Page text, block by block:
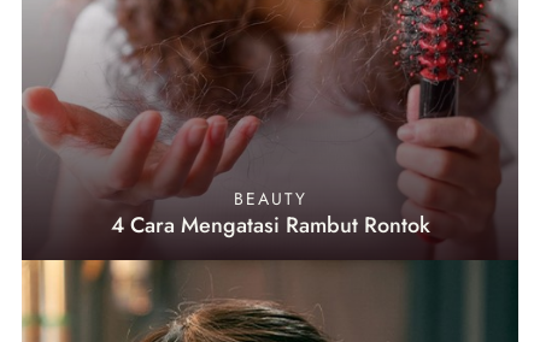
BEAUTY
4 Cara Mengatasi Rambut Rontok